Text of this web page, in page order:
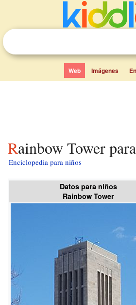
Web Imágenes
Rainbow Tower
Enciclopedia para niños
Datos para niños
Rainbow Tower